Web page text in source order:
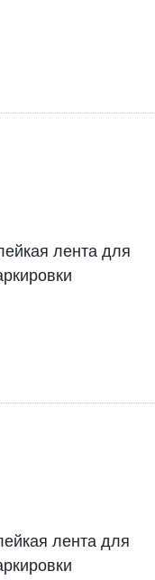
лента для
лента для